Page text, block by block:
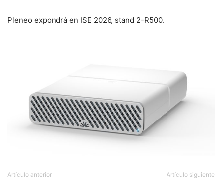
Pleneo expondrá en ISE 2026, stand 2-R500.
Artículo anterior Artículo siguiente